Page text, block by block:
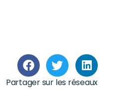
Partager sur les réseaux